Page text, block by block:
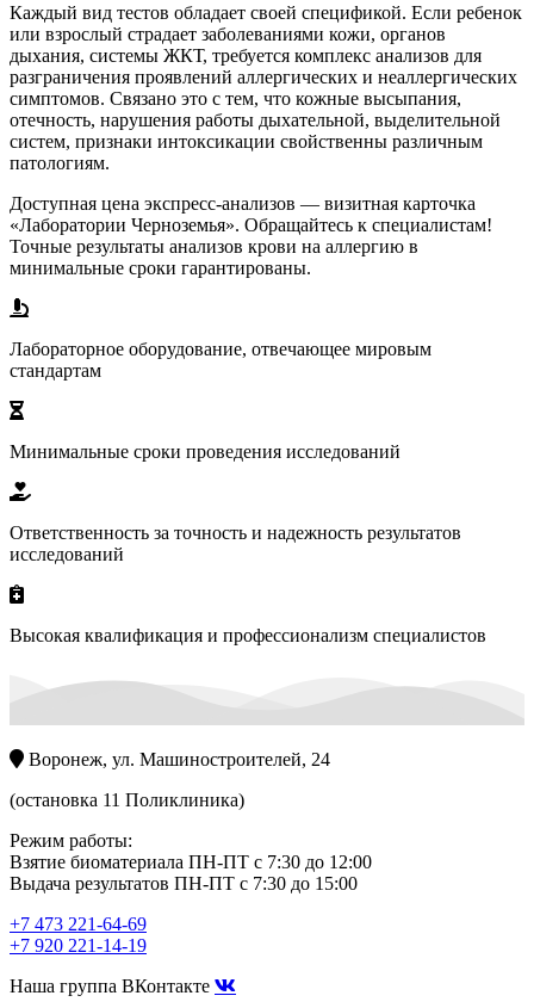
Каждый вид тестов обладает своей спецификой. Если ребенок
или взрослый страдает заболеваниями кожи, органов
дыхания, системы ЖКТ, требуется комплекс анализов для
разграничения проявлений аллергических и неаллергических
симптомов. Связано это с тем, что кожные высыпания,
отечность, нарушения работы дыхательной, выделительной
систем, признаки интоксикации свойственны различным
патологиям.
Доступная цена экспресс-анализов — визитная карточка
«Лаборатории Черноземья». Обращайтесь к специалистам!
Точные результаты анализов крови на аллергию в
минимальные сроки гарантированы.
Лабораторное оборудование, отвечающее мировым
стандартам
Минимальные сроки проведения исследований
Ответственность за точность и надежность результатов
исследований
Высокая квалификация и профессионализм специалистов
Воронеж, ул. Машиностроителей, 24
(остановка 11 Поликлиника)
Режим работы:
Взятие биоматериала ПН-ПТ с 7:30 до 12:00
Выдача результатов ПН-ПТ с 7:30 до 15:00
+7 473 221-64-69
+7 920 221-14-19
Наша группа ВКонтакте